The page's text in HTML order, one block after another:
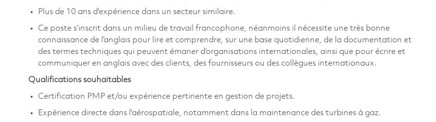
Plus de 10 ans d'expérience dans un secteur similaire.
Ce poste s’inscrit dans un milieu de travail francophone, néanmoins il nécessite une très bonne
connaissance de l’anglais pour lire et comprendre, sur une base quotidienne, de la documentation et
des termes techniques qui peuvent émaner d’organisations internationales, ainsi que pour écrire et
communiquer en anglais avec des clients, des fournisseurs ou des collègues internationaux.
Qualifications souhaitables
Certification PMP et/ou expérience pertinente en gestion de projets.
Expérience directe dans l'aérospatiale, notamment dans la maintenance des turbines à gaz.